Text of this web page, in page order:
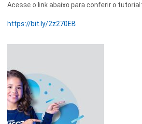
Acesse o link abaixo para conferir o tutorial:
https://bit.ly/2z270EB